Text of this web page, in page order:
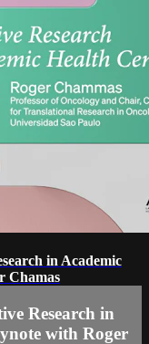
in Academic
Chamas
Research in
with Roger